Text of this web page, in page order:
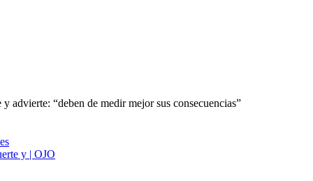
advierte: “deben de medir mejor sus consecuencias”